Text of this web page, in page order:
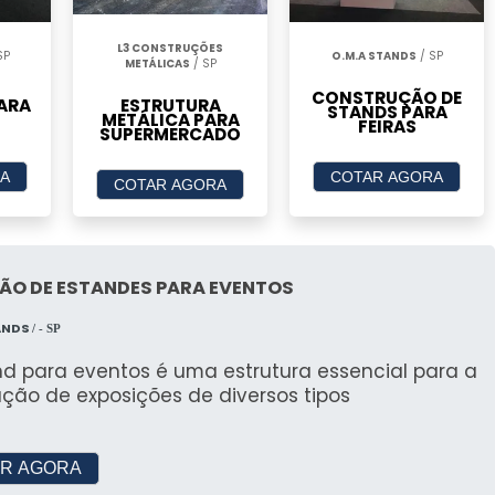
galpão são ideais para proteger mercadorias,
são usadas para proteger equipamentos e
conforme o planejado.
GALPÃO IDEAL
L3 CONSTRUÇÕES
METÁLICAS / SP
ESTRUTURA
METÁLICA PARA
SUPERMERCADO
COTAR AGORA
O.M.A STANDS / SP
CONSTRUÇÃO DE
STANDS PARA
FEIRAS
COTAR AGORA
DE ESTANDES PARA EVENTOS
/ - SP
para eventos é uma estrutura essencial para a
de exposições de diversos tipos
AGORA